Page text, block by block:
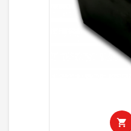
shopping_cart